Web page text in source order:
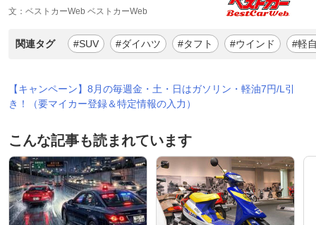
文：ベストカーWeb ベストカーWeb
関連タグ #SUV #ダイハツ #タフト #ウインド #軽
【キャンペーン】8月の毎週金・土・日はガソリン・軽油7円/L引
き！（要マイカー登録＆特定情報の入力）
こんな記事も読まれています